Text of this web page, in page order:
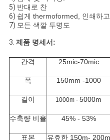
이
트
맵
인
정
5) 반대로 찬
6) 쉽게 thermoformed, 인쇄하
7) 모든 색깔 투명도
3. 제품 명세서:
간격 25mic-70mic
폭 150mm -1000
길이 1000m -5000m
수축량 비율 45% - 53%
표본 유효한 150m- 200m